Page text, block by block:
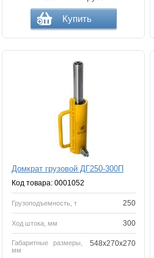
Купить
Домкрат грузовой ДГ250-300П
Код товара: 0001052
Грузоподъемность, т 250
Ход штока, мм 300
Габаритные размеры,
мм
548х270х270